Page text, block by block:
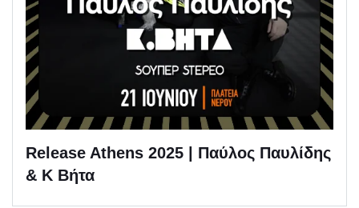
Release Athens 2025 | Παύλος Παυλίδης
& Κ Βήτα